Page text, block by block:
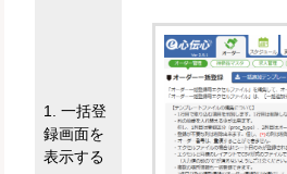
1. 一括登
録画面を
表示する